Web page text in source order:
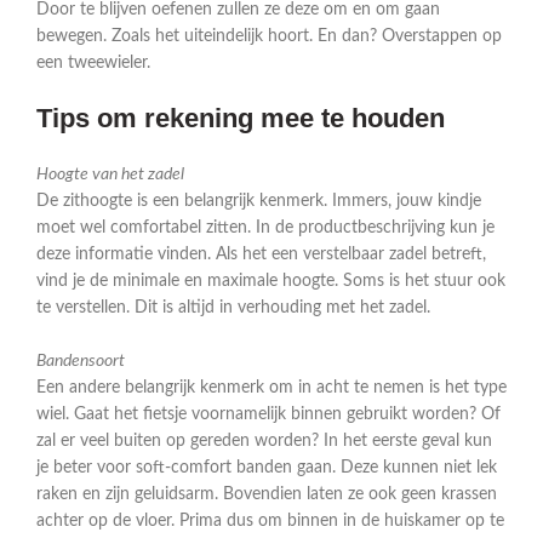
Door te blijven oefenen zullen ze deze om en om gaan
bewegen. Zoals het uiteindelijk hoort. En dan? Overstappen op
een tweewieler.
Tips om rekening mee te houden
Hoogte van het zadel
De zithoogte is een belangrijk kenmerk. Immers, jouw kindje
moet wel comfortabel zitten. In de productbeschrijving kun je
deze informatie vinden. Als het een verstelbaar zadel betreft,
vind je de minimale en maximale hoogte. Soms is het stuur ook
te verstellen. Dit is altijd in verhouding met het zadel.
Bandensoort
Een andere belangrijk kenmerk om in acht te nemen is het type
wiel. Gaat het fietsje voornamelijk binnen gebruikt worden? Of
zal er veel buiten op gereden worden? In het eerste geval kun
je beter voor soft-comfort banden gaan. Deze kunnen niet lek
raken en zijn geluidsarm. Bovendien laten ze ook geen krassen
achter op de vloer. Prima dus om binnen in de huiskamer op te